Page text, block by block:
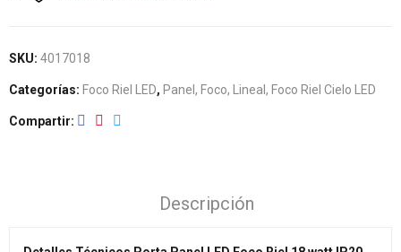
SKU: 4017018
Categorías: Foco Riel LED, Panel, Foco, Lineal, Foco Riel Cielo LED
Compartir
Descripción